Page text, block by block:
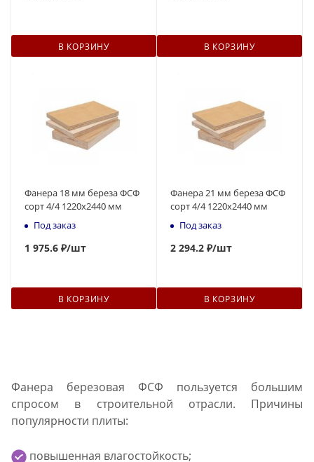
В КОРЗИНУ В КОРЗИНУ
Фанера 18 мм береза ФСФ
сорт 4/4 1220х2440 мм
Под заказ
1 975.6 ₽/шт
В КОРЗИНУ
Фанера 21 мм береза ФСФ
сорт 4/4 1220х2440 мм
Под заказ
2 294.2 ₽/шт
В КОРЗИНУ
Фанера березовая ФСФ пользуется большим
спросом в строительной отрасли. Причины
популярности плиты:
повышенная влагостойкость;